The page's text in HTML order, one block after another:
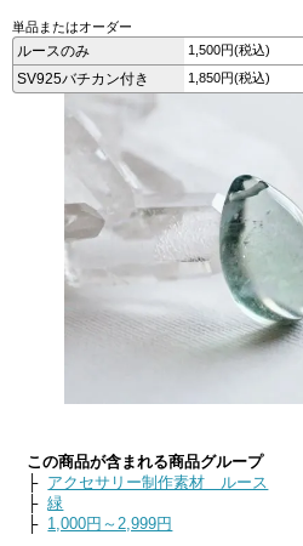
単品またはオーダー
ルースのみ 1,500円(税込)
SV925バチカン付き 1,850円(税込)
この商品が含まれる商品グループ
├ アクセサリー制作素材 ルース
├緑
├ 1,000円～2,999円